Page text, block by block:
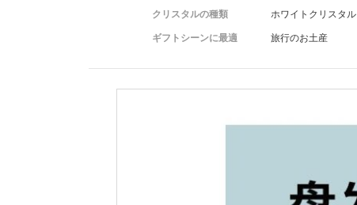
クリスタルの種類 ホワイトクリスタル
ギフトシーンに最適 旅行のお土産